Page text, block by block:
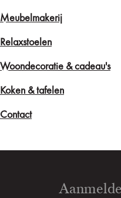
Meubelmakerij
Relaxstoelen
Woondecoratie & cadeau's
Koken & tafelen
Contact